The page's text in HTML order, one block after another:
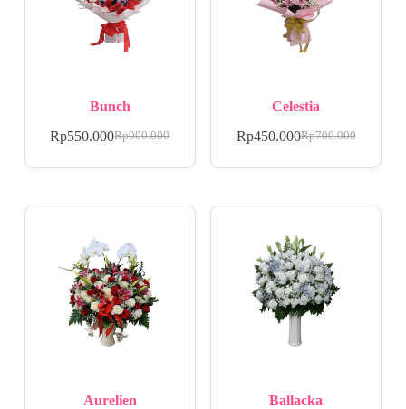
Bunch
Rp900.000
Rp550.000
Celestia
Rp700.000
Rp450.000
Aurelien Ballacka